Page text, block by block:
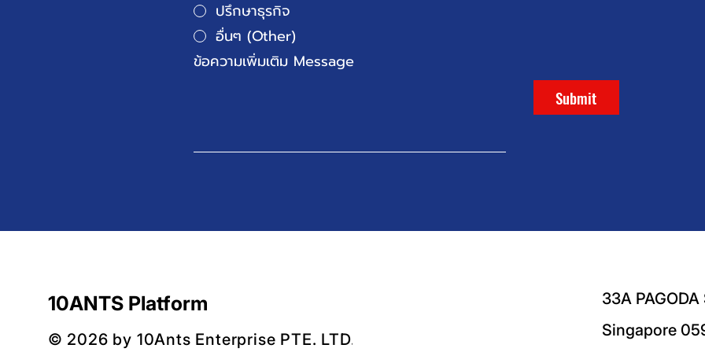
ปรึกษาธุรกิจ
อื่นๆ (Other)
ข้อความเพิ่มเติม Message
Submit
10ANTS Platform
© 2026 by 10Ants Enterprise PTE. LTD.
33A PAGODA
Singapore